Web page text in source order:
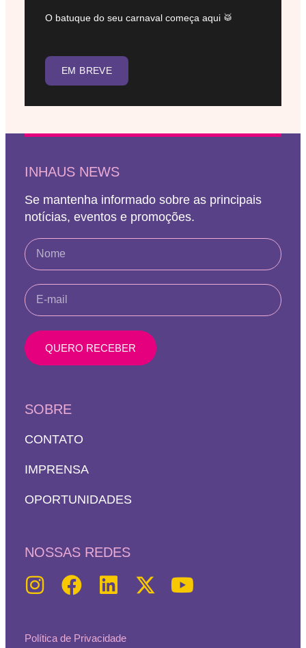
O batuque do seu carnaval começa aqui 🥁
EM BREVE
INHAUS NEWS
Se mantenha informado sobre as principais
notícias, eventos e promoções.
QUERO RECEBER
SOBRE
CONTATO
IMPRENSA
OPORTUNIDADES
NOSSAS REDES
Política de Privacidade